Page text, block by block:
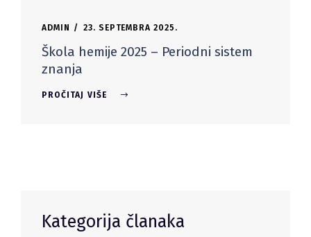
ADMIN 23. SEPTEMBRA 2025.
Škola hemije 2025 – Periodni sistem
znanja
PROČITAJ VIŠE
Kategorija članaka